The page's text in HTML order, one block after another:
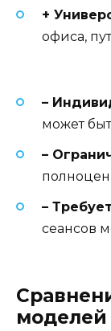
+
офиса,
–
может
–
–
сеансов